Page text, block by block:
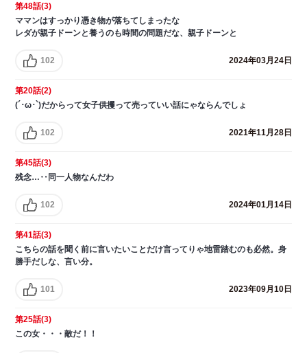
第48話(3)
ママンはすっかり憑き物が落ちてしまったな
レダが親子ドーンと養うのも時間の問題だな、親子ドーンと
102 2024年03月24日
第20話(2)
(´･ω･`)だからって女子供攫って売っていい話にゃならんでしょ
102 2021年11月28日
第45話(3)
残念…‥同一人物なんだわ
102 2024年01月14日
第41話(3)
こちらの話を聞く前に言いたいことだけ言ってりゃ地雷踏むのも必然。身
勝手だしな、言い分。
101 2023年09月10日
第25話(3)
この女・・・敵だ！！